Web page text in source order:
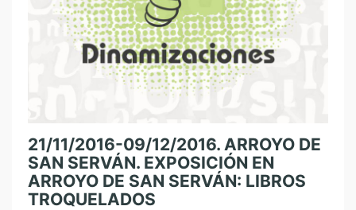
21/11/2016-09/12/2016. ARROYO DE
SAN SERVÁN. EXPOSICIÓN EN
ARROYO DE SAN SERVÁN: LIBROS
TROQUELADOS